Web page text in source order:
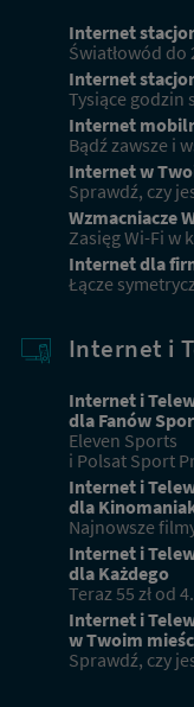
Internet
Światłowód do
Internet
Tysiące godzin
Internet
Bądź zawsze i
Internet w
Sprawdź, czy
Wzmacniacze
Zasięg Wi-Fi w
Internet dla
Łącze
Internet i
Internet i
dla Fanów
Eleven Sports
i Polsat Sport
Internet i
dla
Najnowsze
Internet i
dla Każdego
Teraz 55 zł od
Internet i
w Twoim
Sprawdź, czy